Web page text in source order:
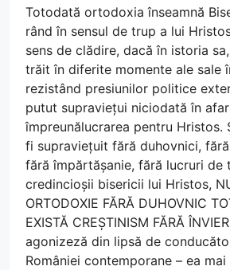
Totodată ortodoxia înseamnă
rând în sensul de trup a lui
sens de clădire, dacă în istoria
trăit în diferite momente ale sale
rezistând presiunilor politice
putut supraviețui niciodată în
împreunălucrarea pentru Hristos.
fi supraviețuit fără duhovnici,
fără împărtășanie, fără lucruri de
credincioșii bisericii lui Hristos,
ORTODOXIE FĂRĂ DUHOVNIC
EXISTĂ CREȘTINISM FĂRĂ
agonizeză din lipsă de
României contemporane – ea